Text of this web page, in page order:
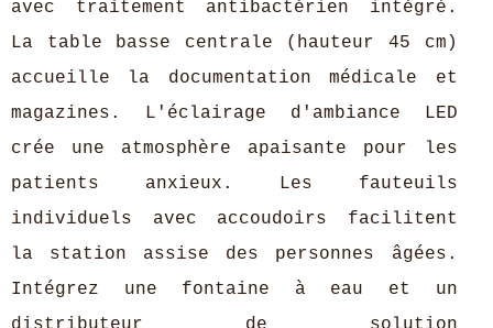
avec traitement antibactérien intégré.
La table basse centrale (hauteur 45 cm)
accueille la documentation médicale et
magazines. L'éclairage d'ambiance LED
crée une atmosphère apaisante pour les
patients anxieux. Les fauteuils
individuels avec accoudoirs facilitent
la station assise des personnes âgées.
Intégrez une fontaine à eau et un